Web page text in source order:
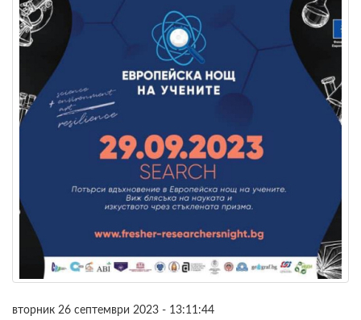
вторник 26 септември 2023 - 13:11:44